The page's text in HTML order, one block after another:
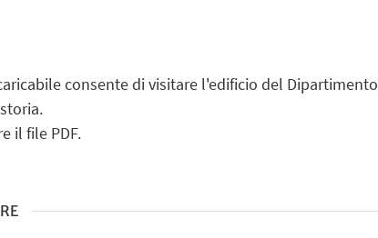
consente di visitare l'edificio del
il file PDF.